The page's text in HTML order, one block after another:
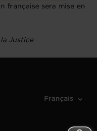
française sera mise en
Justice